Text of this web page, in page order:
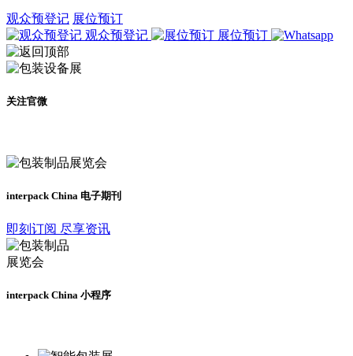
观众预登记 展位预订
观众预登记
展位预订
关注官微
interpack China 电子期刊
即刻订阅 尽享资讯
interpack China 小程序